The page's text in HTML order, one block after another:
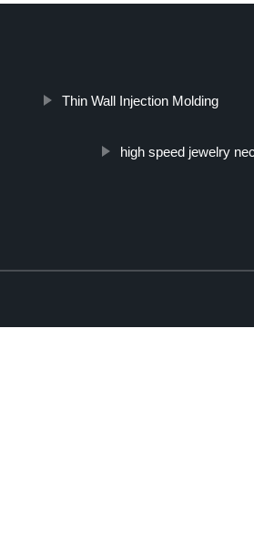
Thin Wall Injection Molding
high speed jewelry